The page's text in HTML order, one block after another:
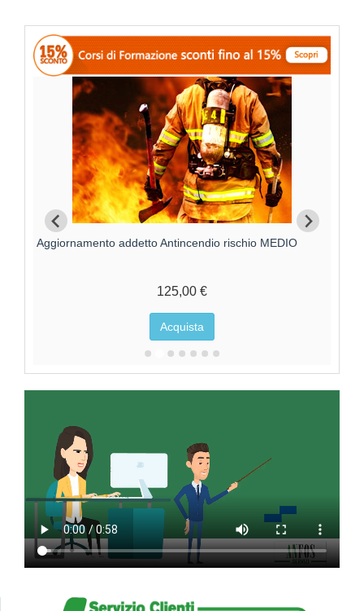
Aggiornamento addetto Antincendio rischio MEDIO
125,00 €
Acquista